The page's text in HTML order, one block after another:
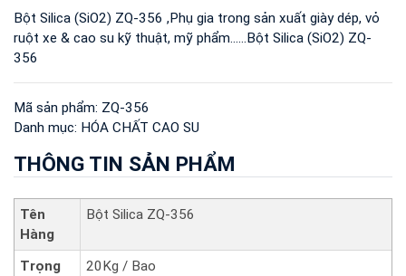
Bột Silica (SiO2) ZQ-356 ,Phụ gia trong sản xuất giày dép, vỏ
ruột xe & cao su kỹ thuật, mỹ phẩm......Bột Silica (SiO2) ZQ-
356
Mã sản phẩm: ZQ-356
Danh mục: HÓA CHẤT CAO SU
THÔNG TIN SẢN PHẨM
Tên
Hàng
Bột Silica ZQ-356
Trọng
20Kg / Bao